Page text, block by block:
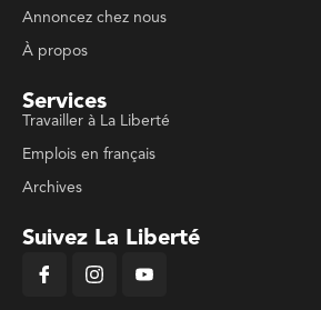
Annoncez chez nous
À propos
Services
Travailler à La Liberté
Emplois en français
Archives
Suivez La Liberté